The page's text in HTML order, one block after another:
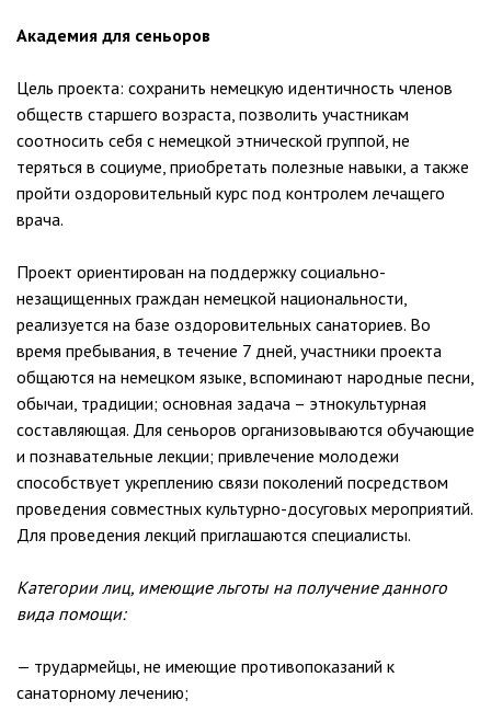
Академия для сеньоров
Цель проекта: сохранить немецкую идентичность членов
обществ старшего возраста, позволить участникам
соотносить себя с немецкой этнической группой, не
теряться в социуме, приобретать полезные навыки, а также
пройти оздоровительный курс под контролем лечащего
врача.
Проект ориентирован на поддержку социально-
незащищенных граждан немецкой национальности,
реализуется на базе оздоровительных санаториев. Во
время пребывания, в течение 7 дней, участники проекта
общаются на немецком языке, вспоминают народные песни,
обычаи, традиции; основная задача – этнокультурная
составляющая. Для сеньоров организовываются обучающие
и познавательные лекции; привлечение молодежи
способствует укреплению связи поколений посредством
проведения совместных культурно-досуговых мероприятий.
Для проведения лекций приглашаются специалисты.
Категории лиц, имеющие льготы на получение данного
вида помощи:
— трудармейцы, не имеющие противопоказаний к
санаторному лечению;